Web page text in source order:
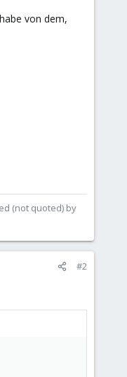
von dem,
(not quoted) by
#2